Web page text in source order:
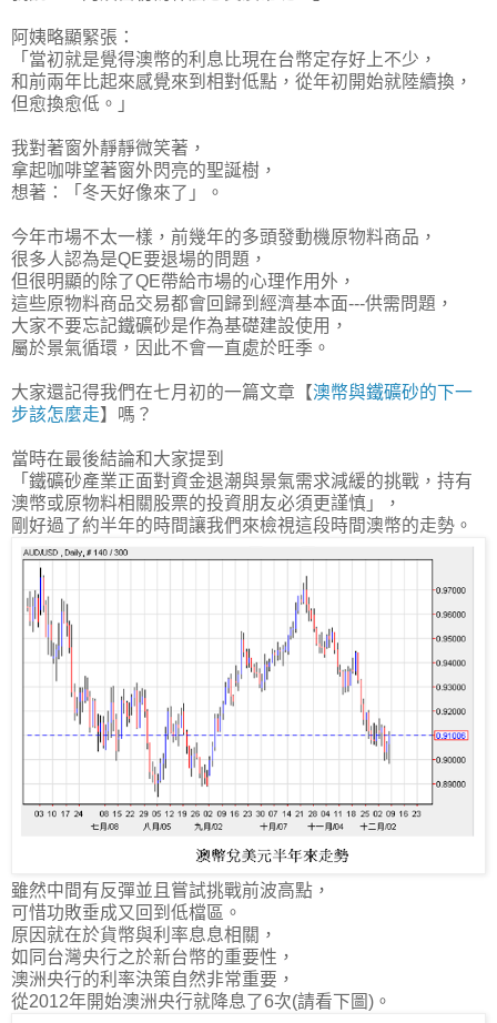
阿姨略顯緊張：
「當初就是覺得澳幣的利息比現在台幣定存好上不少，
和前兩年比起來感覺來到相對低點，從年初開始就陸續換，
但愈換愈低。」
我對著窗外靜靜微笑著，
拿起咖啡望著窗外閃亮的聖誕樹，
想著：「冬天好像來了」。
今年市場不太一樣，前幾年的多頭發動機原物料商品，
很多人認為是QE要退場的問題，
但很明顯的除了QE帶給市場的心理作用外，
這些原物料商品交易都會回歸到經濟基本面---供需問題，
大家不要忘記鐵礦砂是作為基礎建設使用，
屬於景氣循環，因此不會一直處於旺季。
大家還記得我們在七月初的一篇文章【澳幣與鐵礦砂的下一
步該怎麼走】嗎？
當時在最後結論和大家提到
「鐵礦砂產業正面對資金退潮與景氣需求減緩的挑戰，持有
澳幣或原物料相關股票的投資朋友必須更謹慎」，
剛好過了約半年的時間讓我們來檢視這段時間澳幣的走勢。
雖然中間有反彈並且嘗試挑戰前波高點，
可惜功敗垂成又回到低檔區。
原因就在於貨幣與利率息息相關，
如同台灣央行之於新台幣的重要性，
澳洲央行的利率決策自然非常重要，
從2012年開始澳洲央行就降息了6次(請看下圖)。